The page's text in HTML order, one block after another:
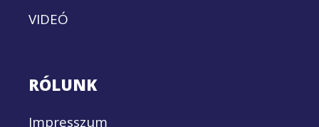
VIDEÓ
RÓLUNK
Impresszum